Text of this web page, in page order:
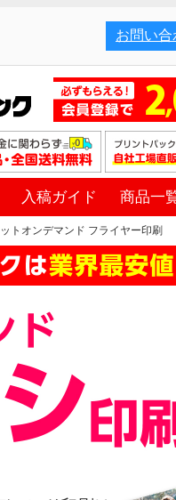
お問い合
入稿ガイド 商品一
トオンデマンド フライヤー印刷